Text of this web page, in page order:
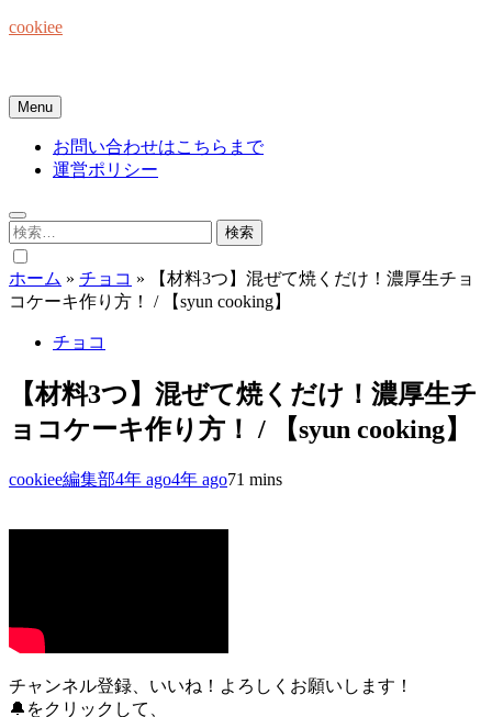
Skip
cookiee
Menu
お問い合わせはこちらまで
運営ポリシー
検
索:
ホーム » チョコ »
【材料3つ】混ぜて焼くだけ！濃厚生チョ
コケーキ作り方！ / 【syun cooking】
チョコ
【材料3つ】混ぜて焼くだけ！濃厚生チ
ョコケーキ作り方！ / 【syun cooking】
cookiee編集部4年 ago4年 ago71 mins
チャンネル登録、いいね！よろしくお願いします！
🔔をクリックして、